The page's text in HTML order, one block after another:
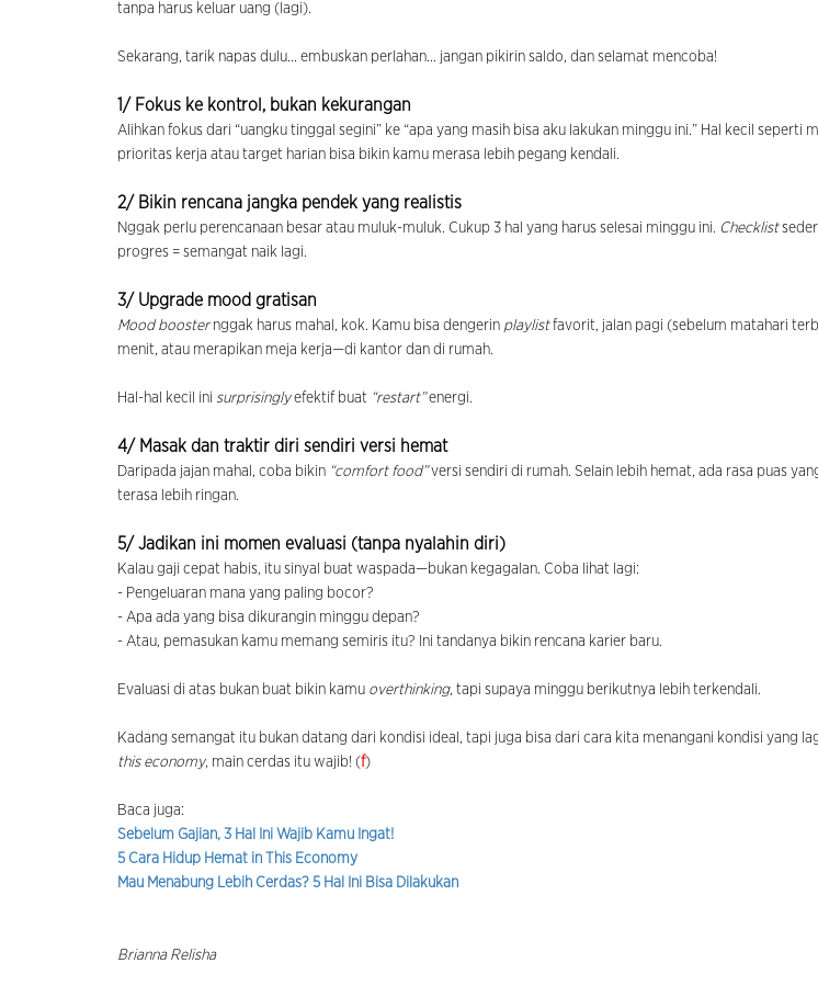
tanpa harus keluar uang (lagi).
Sekarang, tarik napas dulu... embuskan perlahan... jangan pikirin saldo, dan selamat mencoba!
1/ Fokus ke kontrol, bukan kekurangan
Alihkan fokus dari “uangku tinggal segini” ke “apa yang masih bisa aku lakukan minggu ini.” Hal kecil seperti
prioritas kerja atau target harian bisa bikin kamu merasa lebih pegang kendali.
2/ Bikin rencana jangka pendek yang realistis
Nggak perlu perencanaan besar atau muluk-muluk. Cukup 3 hal yang harus selesai minggu ini. Checklist
progres = semangat naik lagi.
3/ Upgrade mood gratisan
Mood boosternggak harus mahal, kok. Kamu bisa dengerin playlistfavorit, jalan pagi (sebelum matahari
menit, atau merapikan meja kerja—di kantor dan di rumah.
Hal-hal kecil ini surprisinglyefektif buat “restart”energi.
4/ Masak dan traktir diri sendiri versi hemat
Daripada jajan mahal, coba bikin “comfort food”versi sendiri di rumah. Selain lebih hemat, ada rasa puas
terasa lebih ringan.
5/ Jadikan ini momen evaluasi (tanpa nyalahin diri)
Kalau gaji cepat habis, itu sinyal buat waspada—bukan kegagalan. Coba lihat lagi:
- Pengeluaran mana yang paling bocor?
- Apa ada yang bisa dikurangin minggu depan?
- Atau, pemasukan kamu memang semiris itu? Ini tandanya bikin rencana karier baru.
Evaluasi di atas bukan buat bikin kamu overthinking, tapi supaya minggu berikutnya lebih terkendali.
Kadang semangat itu bukan datang dari kondisi ideal, tapi juga bisa dari cara kita menangani kondisi yang
this economy, main cerdas itu wajib! (f)
Baca juga:
Sebelum Gajian, 3 Hal Ini Wajib Kamu Ingat!
5 Cara Hidup Hemat in This Economy
Mau Menabung Lebih Cerdas? 5 Hal Ini Bisa Dilakukan
Brianna Relisha